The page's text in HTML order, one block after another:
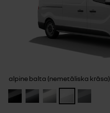
alpine balta (nemetāliska krāsa)